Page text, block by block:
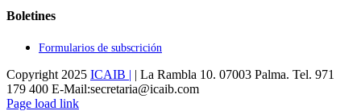
Boletines
Formularios de subscrición
Copyright 2025 ICAIB | | La Rambla 10. 07003 Palma. Tel. 971
179 400 E-Mail:secretaria@icaib.com
Instagram
X
Flickr
Facebook
LinkedIn
Page load link